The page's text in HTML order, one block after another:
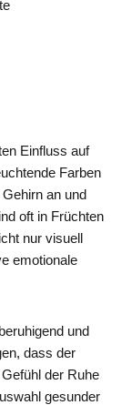
Einfluss auf
Farben
an und
oft in Früchten
nur visuell
emotionale
und
dass der
der Ruhe
gesunder